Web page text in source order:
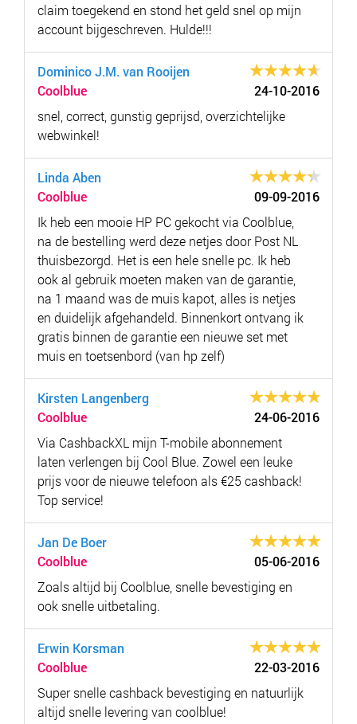
claim toegekend en stond het geld snel op mijn
account bijgeschreven. Hulde!!!
Dominico J.M. van Rooijen
Coolblue
24-10-2016
snel, correct, gunstig geprijsd, overzichtelijke
webwinkel!
Linda Aben
Coolblue
09-09-2016
Ik heb een mooie HP PC gekocht via Coolblue,
na de bestelling werd deze netjes door Post NL
thuisbezorgd. Het is een hele snelle pc. Ik heb
ook al gebruik moeten maken van de garantie,
na 1 maand was de muis kapot, alles is netjes
en duidelijk afgehandeld. Binnenkort ontvang ik
gratis binnen de garantie een nieuwe set met
muis en toetsenbord (van hp zelf)
Kirsten Langenberg
Coolblue
24-06-2016
Via CashbackXL mijn T-mobile abonnement
laten verlengen bij Cool Blue. Zowel een leuke
prijs voor de nieuwe telefoon als €25 cashback!
Top service!
Jan De Boer
Coolblue
05-06-2016
Zoals altijd bij Coolblue, snelle bevestiging en
ook snelle uitbetaling.
Erwin Korsman
Coolblue
22-03-2016
Super snelle cashback bevestiging en natuurlijk
altijd snelle levering van coolblue!